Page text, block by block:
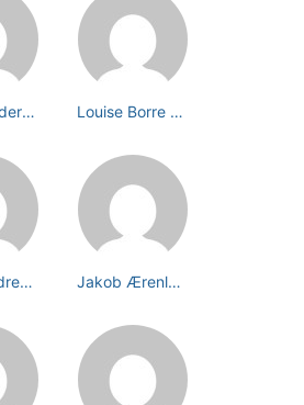
Stefan Andersen Louise Borre Andersen
Martin Andreasson Jakob Ærenlund Tamsen